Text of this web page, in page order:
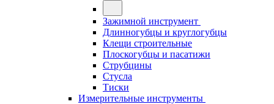
Зажимной инструмент
Длинногубцы и круглогубцы
Клещи строительные
Плоскогубцы и пасатижи
Струбцины
Стусла
Тиски
Измерительные инструменты